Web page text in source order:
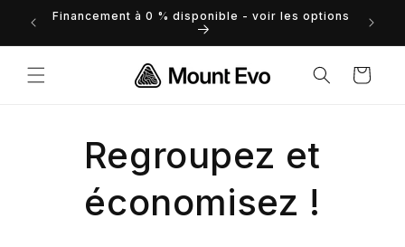
passerFinancement à 0 % disponible - voir les options
Panier
Regroupez et
économisez !